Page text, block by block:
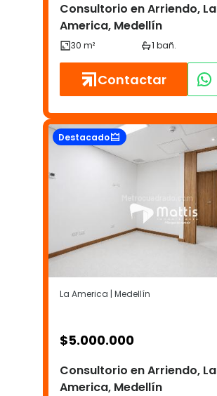
Consultorio en Arriendo, La
America, Medellín
Contactar
Destacado
La America | Medellín
$5.000.000
Consultorio en Arriendo, La
America, Medellín